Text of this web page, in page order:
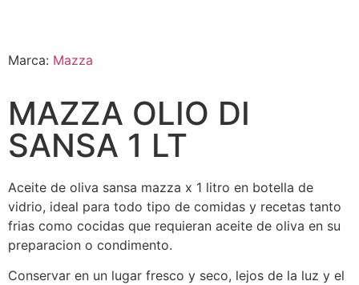
Marca: Mazza
MAZZA OLIO DI
SANSA 1 LT
Aceite de oliva sansa mazza x 1 litro en botella de
vidrio, ideal para todo tipo de comidas y recetas tanto
frias como cocidas que requieran aceite de oliva en su
preparacion o condimento.
Conservar en un lugar fresco y seco, lejos de la luz y el